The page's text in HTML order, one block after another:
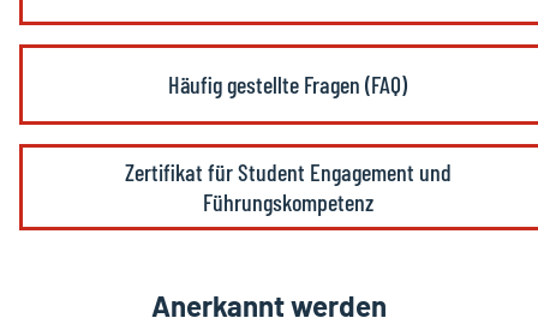
Häufig gestellte Fragen (FAQ)
Zertifikat für Student Engagement und
Führungskompetenz
Anerkannt werden